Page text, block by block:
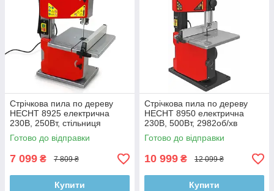
Стрічкова пила по дереву
HECHT 8925 електрична
230В, 250Вт, стільниця
302x304 мм
Готово до відправки
7 099 ₴ 7 809 ₴
Купити
Стрічкова пила по дереву
HECHT 8950 електрична
230В, 500Вт, 2982об/хв
Готово до відправки
10 999 ₴ 12 099 ₴
Купити